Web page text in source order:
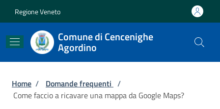
Regione Veneto
Comune di Cencenighe
Agordino
Briciole di pane
Home / Domande frequenti /
Come faccio a ricavare una mappa da Google Maps?